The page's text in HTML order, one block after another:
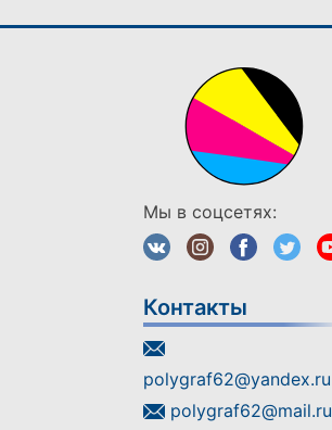
Мы в соцсетях:
Контакты
polygraf62@yandex.ru
polygraf62@mail.ru